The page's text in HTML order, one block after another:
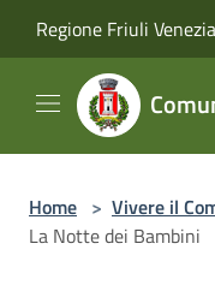
Regione Friuli
Home > Vivere il
La Notte dei Bambini